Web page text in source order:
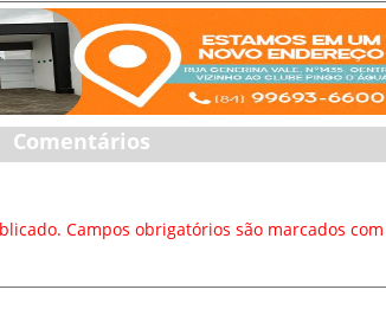
Comentários
Campos obrigatórios são marcados com